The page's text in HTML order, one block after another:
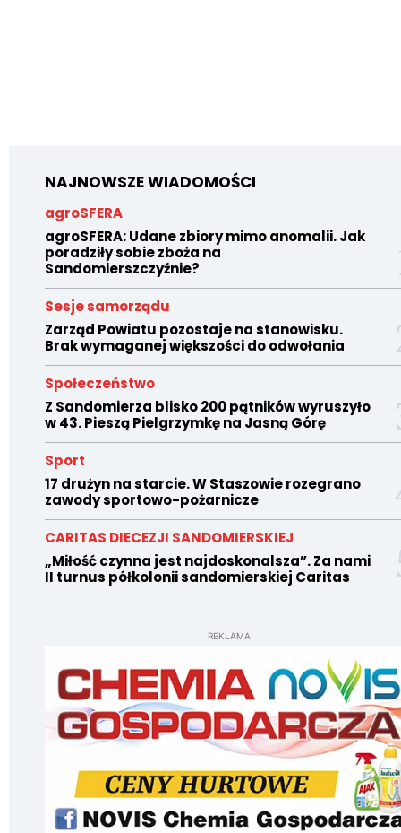
NAJNOWSZE WIADOMOŚCI
agroSFERA
agroSFERA: Udane zbiory mimo anomalii. Jak
poradziły sobie zboża na
Sandomierszczyźnie?
Sesje samorządu
Zarząd Powiatu pozostaje na stanowisku.
Brak wymaganej większości do odwołania
Społeczeństwo
Z Sandomierza blisko 200 pątników wyruszyło
w 43. Pieszą Pielgrzymkę na Jasną Górę
Sport
17 drużyn na starcie. W Staszowie rozegrano
zawody sportowo-pożarnicze
CARITAS DIECEZJI SANDOMIERSKIEJ
„Miłość czynna jest najdoskonalsza”. Za nami
II turnus półkolonii sandomierskiej Caritas
REKLAMA